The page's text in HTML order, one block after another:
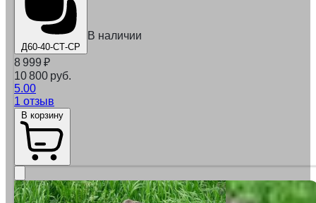
Д60-40-СТ-СР
В наличии
8 999 ₽
10 800 руб.
5.00
1 отзыв